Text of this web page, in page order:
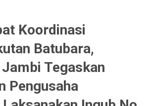
Koordinasi
Batubara,
Tegaskan
Pengusaha